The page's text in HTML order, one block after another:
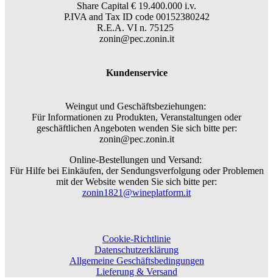
Share Capital € 19.400.000 i.v.
P.IVA and Tax ID code 00152380242
R.E.A. VI n. 75125
zonin@pec.zonin.it
Kundenservice
Weingut und Geschäftsbeziehungen:
Für Informationen zu Produkten, Veranstaltungen oder
geschäftlichen Angeboten wenden Sie sich bitte per:
zonin@pec.zonin.it
Online-Bestellungen und Versand:
Für Hilfe bei Einkäufen, der Sendungsverfolgung oder Problemen
mit der Website wenden Sie sich bitte per:
zonin1821@wineplatform.it
Cookie-Richtlinie
Datenschutzerklärung
Allgemeine Geschäftsbedingungen
Lieferung & Versand